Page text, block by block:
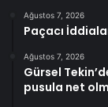
Ağustos 7, 2026
Paçacı
Ağustos 7, 2026
Gürsel
pusula net